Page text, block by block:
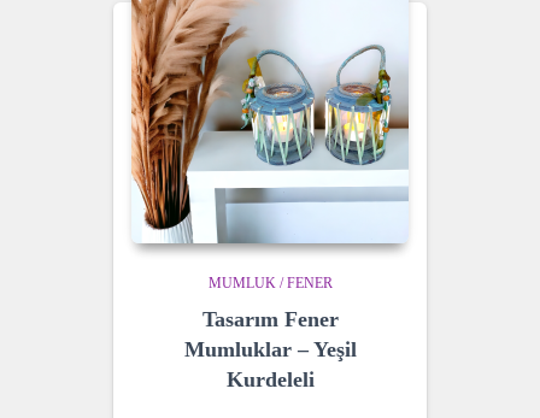
MUMLUK / FENER
Tasarım Fener
Mumluklar – Yeşil
Kurdeleli